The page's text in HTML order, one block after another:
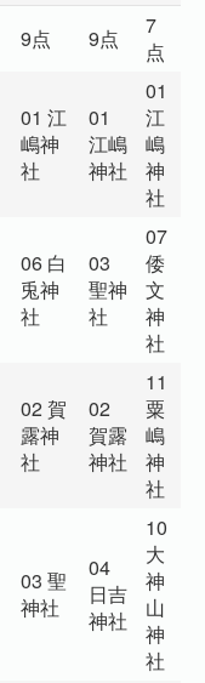
9点 9点
7
点
01 江
嶋神
社
01
江嶋
神社
01
江
嶋
神
社
06 白
兎神
社
03
聖神
社
07
倭
文
神
社
02 賀
露神
社
02
賀露
神社
11
粟
嶋
神
社
03 聖
神社
04
日吉
神社
10
大
神
山
神
社